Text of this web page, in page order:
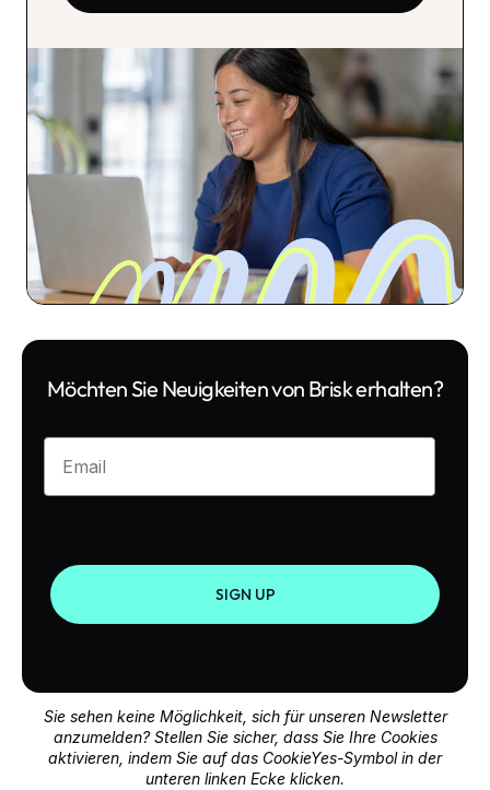
Möchten Sie Neuigkeiten von Brisk erhalten?
Enter your email
SIGN UP
Sie sehen keine Möglichkeit, sich für unseren Newsletter
anzumelden? Stellen Sie sicher, dass Sie Ihre Cookies
aktivieren, indem Sie auf das CookieYes-Symbol in der
unteren linken Ecke klicken.